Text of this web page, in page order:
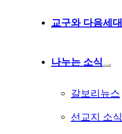
교구와 다음세대
나누는 소식
갈보리뉴스
선교지 소식